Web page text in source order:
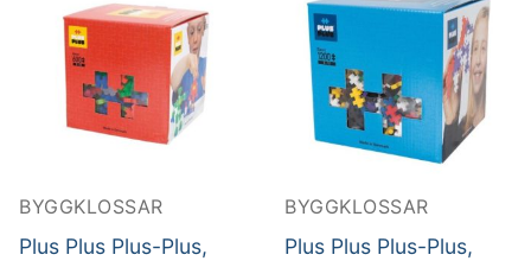
BYGGKLOSSAR
Plus Plus Plus-Plus,
BYGGKLOSSAR
Plus Plus Plus-Plus,